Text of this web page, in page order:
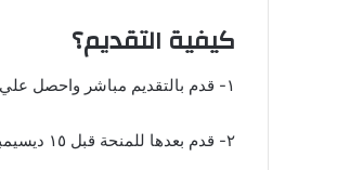
كيفية التقديم؟
١- قدم بالتقديم مباشر واحصل علي قبول جامعي
٢- قدم بعدها للمنحة قبل ١٥ ديسيمبر.